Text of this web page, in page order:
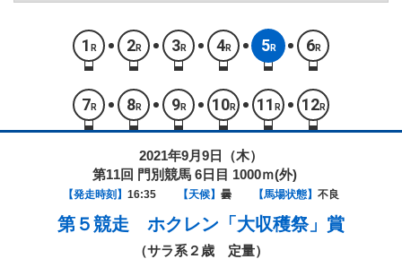
1 R 2R 3R 4R 5R 6R
7 R 8R 9R 10R 11 R 12R
2021年9月9日（木）
第11回 門別競馬 6日目 1000ｍ(外)
【発走時刻】 16:35 【天候】 曇 【馬場状態】 不良
第５競走 ホクレン「大収穫祭」賞
（サラ系２歳 定量）